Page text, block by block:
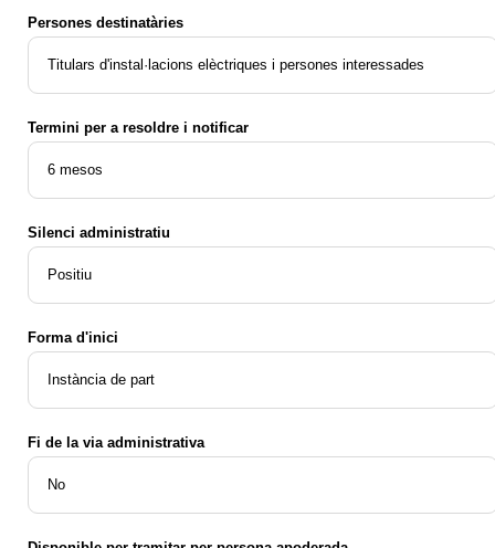
Persones destinatàries
Titulars d'instal·lacions elèctriques i persones interessades
Termini per a resoldre i notificar
6 mesos
Silenci administratiu
Positiu
Forma d'inici
Instància de part
Fi de la via administrativa
No